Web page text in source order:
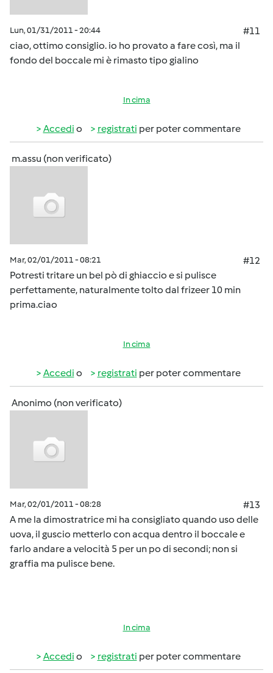
Lun, 01/31/2011 - 20:44
#11
ciao, ottimo consiglio. io ho provato a fare così, ma il
fondo del boccale mi è rimasto tipo gialino
In cima
Accedi o registrati per poter commentare
m.assu (non verificato)
Mar, 02/01/2011 - 08:21
#12
Potresti tritare un bel pò di ghiaccio e si pulisce
perfettamente, naturalmente tolto dal frizeer 10 min
prima.ciao
In cima
Accedi o registrati per poter commentare
Anonimo (non verificato)
Mar, 02/01/2011 - 08:28
#13
A me la dimostratrice mi ha consigliato quando uso delle
uova, il guscio metterlo con acqua dentro il boccale e
farlo andare a velocità 5 per un po di secondi; non si
graffia ma pulisce bene.
In cima
Accedi o registrati per poter commentare